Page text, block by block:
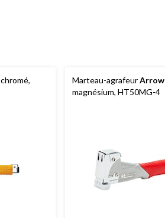
chromé,
Marteau-agrafeurArrow
magnésium, HT50MG-4